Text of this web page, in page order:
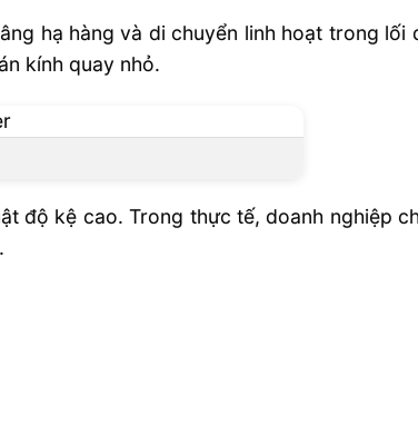
hạ hàng và di chuyển linh hoạt trong lối
kính quay nhỏ.
độ kệ cao. Trong thực tế, doanh nghiệp